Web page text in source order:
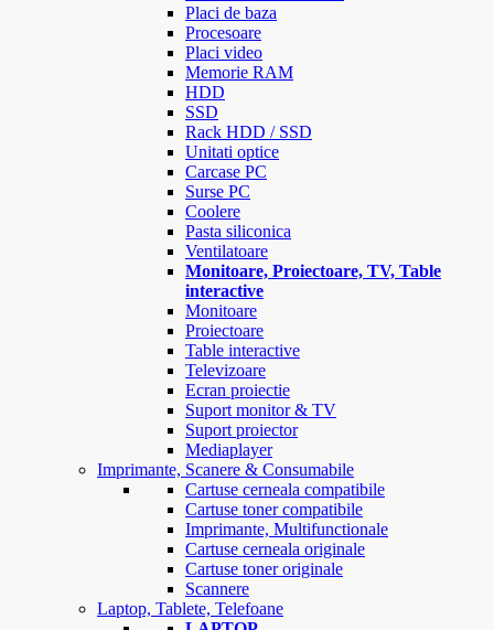
Placi de baza
Procesoare
Placi video
Memorie RAM
HDD
SSD
Rack HDD / SSD
Unitati optice
Carcase PC
Surse PC
Coolere
Pasta siliconica
Ventilatoare
Monitoare, Proiectoare, TV, Table
interactive
Monitoare
Proiectoare
Table interactive
Televizoare
Ecran proiectie
Suport monitor & TV
Suport proiector
Mediaplayer
Imprimante, Scanere & Consumabile
Cartuse cerneala compatibile
Cartuse toner compatibile
Imprimante, Multifunctionale
Cartuse cerneala originale
Cartuse toner originale
Scannere
Laptop, Tablete, Telefoane